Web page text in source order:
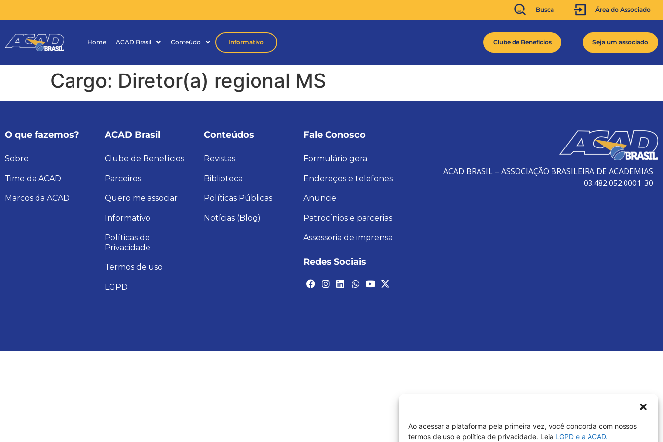
Ao acessar a plataforma pela primeira vez, você concorda com nossos
termos de uso e política de privacidade. Leia LGPD e a ACAD.
Busca Área do Associado
Home ACAD Brasil Conteúdo Informativo Clube de Benefícios Seja um associado
Cargo: Diretor(a) regional MS
O que fazemos?
Sobre
Time da ACAD
Marcos da ACAD
ACAD Brasil
Clube de Benefícios
Parceiros
Quero me associar
Informativo
Políticas de
Privacidade
Termos de uso
LGPD
Conteúdos
Revistas
Biblioteca
Políticas Públicas
Notícias (Blog)
Fale Conosco
Formulário geral
Endereços e telefones
Anuncie
Patrocínios e parcerias
Assessoria de imprensa
Redes Sociais
ACAD BRASIL – ASSOCIAÇÃO BRASILEIRA DE ACADEMIAS
03.482.052.0001-30